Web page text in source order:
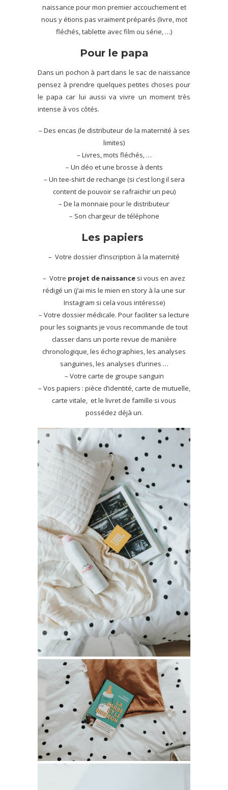
naissance pour mon premier accouchement et
nous y étions pas vraiment préparés (livre, mot
fléchés, tablette avec film ou série, …)
Pour le papa
Dans un pochon à part dans le sac de naissance
pensez à prendre quelques petites choses pour
le papa car lui aussi va vivre un moment très
intense à vos côtés.
– Des encas (le distributeur de la maternité à ses
limites)
– Livres, mots fléchés, …
– Un déo et une brosse à dents
– Un tee-shirt de rechange (si c’est long il sera
content de pouvoir se rafraichir un peu)
– De la monnaie pour le distributeur
– Son chargeur de téléphone
Les papiers
– Votre dossier d’inscription à la maternité
– Votre projet de naissance si vous en avez
rédigé un (j’ai mis le mien en story à la une sur
Instagram si cela vous intéresse)
– Votre dossier médicale. Pour faciliter sa lecture
pour les soignants je vous recommande de tout
classer dans un porte revue de manière
chronologique, les échographies, les analyses
sanguines, les analyses d’urines …
– Votre carte de groupe sanguin
– Vos papiers : pièce d’identité, carte de mutuelle,
carte vitale, et le livret de famille si vous
possédez déjà un.